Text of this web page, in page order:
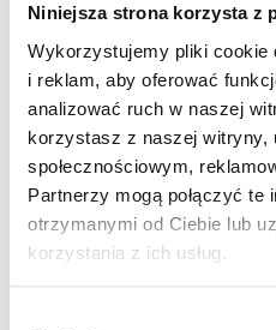
Niniejsza strona korzysta z
Wykorzystujemy pliki cookie
i reklam, aby oferować
analizować ruch w naszej
korzystasz z naszej witryny,
społecznościowym,
Partnerzy mogą połączyć te
otrzymanymi od Ciebie lub
korzystania z ich usług.
Potwierdza to Henryk
Wojewódzkiego Ośrodka
Sieradzu. – U nas egzaminy
drogach publicznych –
„Polska Dziennik Łódzki”,